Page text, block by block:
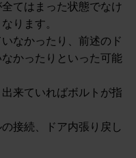
てはまった状態でなけ
ります。
なかったり、前述のド
かったりといった可能
来ていればボルトが指
接続、ドア内張り戻し